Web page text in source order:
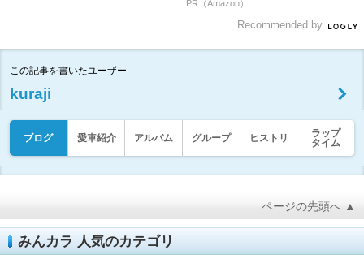
PR（Amazon）
Recommended by
この記事を書いたユーザー
kuraji
ブログ 愛車紹介 アルバム グループ ヒストリ
ラップ
タイム
ページの先頭へ ▲
みんカラ 人気のカテゴリ